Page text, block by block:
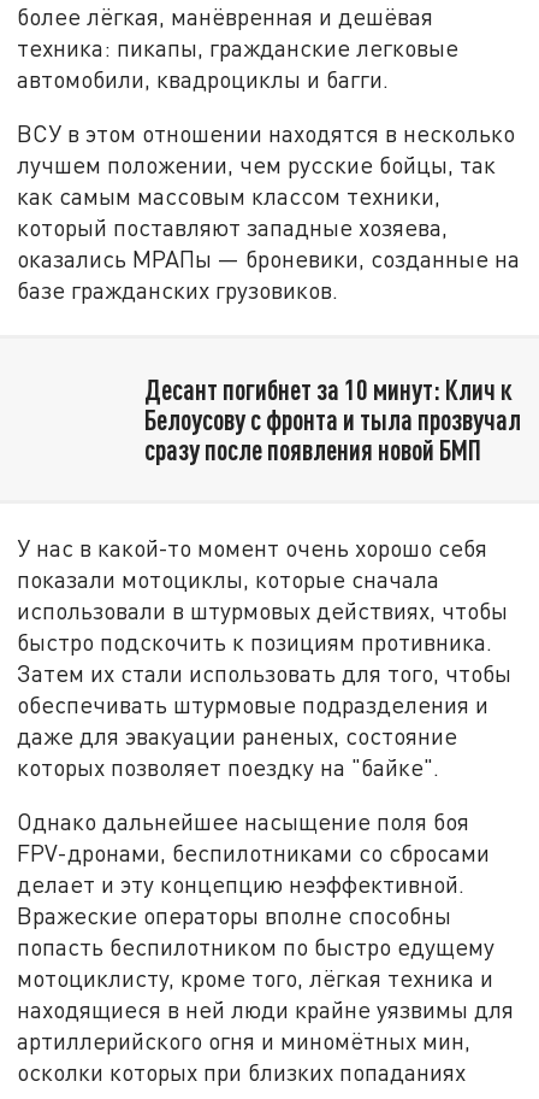
более лёгкая, манёвренная и дешёвая
техника: пикапы, гражданские легковые
автомобили, квадроциклы и багги.
ВСУ в этом отношении находятся в несколько
лучшем положении, чем русские бойцы, так
как самым массовым классом техники,
который поставляют западные хозяева,
оказались МРАПы — броневики, созданные на
базе гражданских грузовиков.
Десант погибнет за 10 минут: Клич к
Белоусову с фронта и тыла прозвучал
сразу после появления новой БМП
У нас в какой-то момент очень хорошо себя
показали мотоциклы, которые сначала
использовали в штурмовых действиях, чтобы
быстро подскочить к позициям противника.
Затем их стали использовать для того, чтобы
обеспечивать штурмовые подразделения и
даже для эвакуации раненых, состояние
которых позволяет поездку на "байке".
Однако дальнейшее насыщение поля боя
FPV-дронами, беспилотниками со сбросами
делает и эту концепцию неэффективной.
Вражеские операторы вполне способны
попасть беспилотником по быстро едущему
мотоциклисту, кроме того, лёгкая техника и
находящиеся в ней люди крайне уязвимы для
артиллерийского огня и миномётных мин,
осколки которых при близких попаданиях